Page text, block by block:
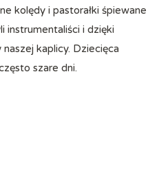
instrumentaliści i dzięki
kaplicy. Dziecięca
szare dni.